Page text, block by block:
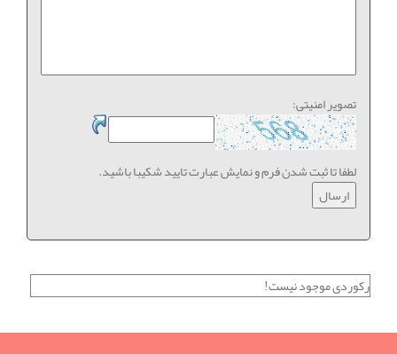
تصویر امنیتی:
لطفا تا ثبت شدن فرم و نمایش عبارت تایید شکیبا باشید.
رکوردی موجود نیست!